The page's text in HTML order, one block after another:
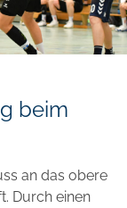
beim
an das obere
Durch einen